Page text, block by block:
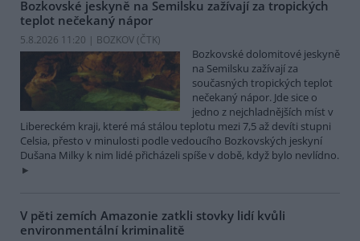
Bozkovské jeskyně na Semilsku zažívají za tropických
teplot nečekaný nápor
5.8.2026 11:20 | BOZKOV (ČTK)
Bozkovské dolomitové jeskyně
na Semilsku zažívají za
současných tropických teplot
nečekaný nápor. Jde sice o
jedno z nejchladnějších míst v
Libereckém kraji, které má stálou teplotu mezi 7,5 až devíti stupni
Celsia, přesto v minulosti podle vedoucího Bozkovských jeskyní
Dušana Milky k nim lidé přicházeli spíše v době, když bylo nevlídno.
V pěti zemích Amazonie zatkli stovky lidí kvůli
environmentální kriminalitě